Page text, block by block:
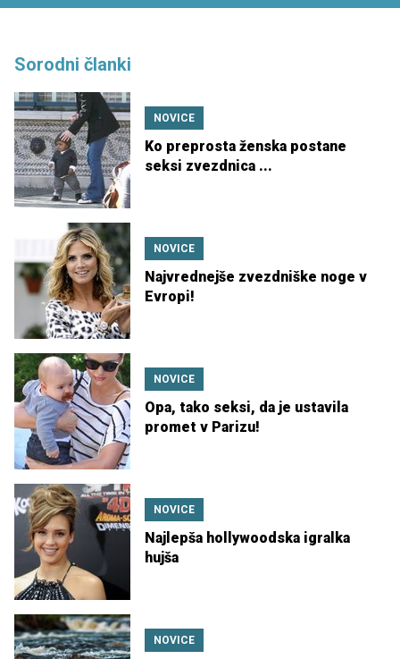
Sorodni članki
NOVICE
Ko preprosta ženska postane
seksi zvezdnica ...
NOVICE
Najvrednejše zvezdniške noge v
Evropi!
NOVICE
Opa, tako seksi, da je ustavila
promet v Parizu!
NOVICE
Najlepša hollywoodska igralka
hujša
NOVICE